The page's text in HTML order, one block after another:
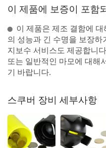
이 제품에 보증이 포함
이 제품은 제조 결함에
의 성능과 긴 수명을 보장하
지보수 서비스도 제공합니
또는 일반적인 마모에 대해
기 바랍니다.
스쿠버 장비 세부사항